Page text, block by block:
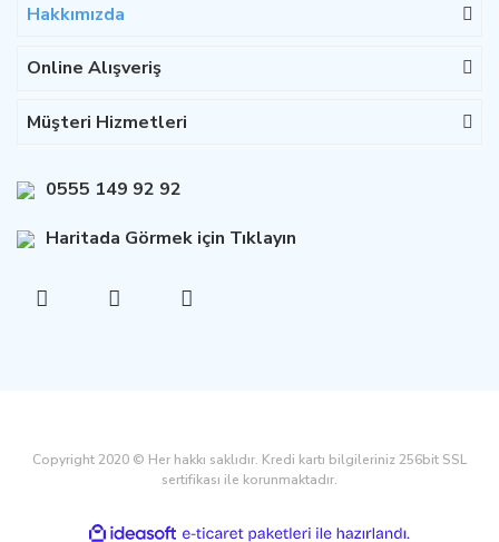
Hakkımızda
Online Alışveriş
Müşteri Hizmetleri
0555 149 92 92
Haritada Görmek için Tıklayın
Copyright 2020 © Her hakkı saklıdır. Kredi kartı bilgileriniz 256bit SSL
sertifikası ile korunmaktadır.
ideasoft e-